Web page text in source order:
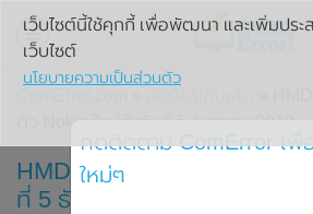
»
HMD Global ประกาศเปิดตัว
ที่ 5 ธันวาคม 2019
เว็บไซต์นี้ใช้คุกกี้ เพื่อพัฒนา และเพิ่มประ
เว็บไซต์
นโยบายความเป็นส่วนตัว
กดติดตาม ComError เพื่
ใหม่ๆ